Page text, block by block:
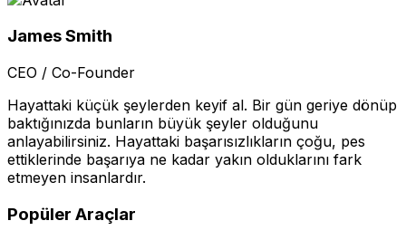
James Smith
CEO / Co-Founder
Hayattaki küçük şeylerden keyif al. Bir gün geriye dönüp
baktığınızda bunların büyük şeyler olduğunu
anlayabilirsiniz. Hayattaki başarısızlıkların çoğu, pes
ettiklerinde başarıya ne kadar yakın olduklarını fark
etmeyen insanlardır.
Popüler Araçlar